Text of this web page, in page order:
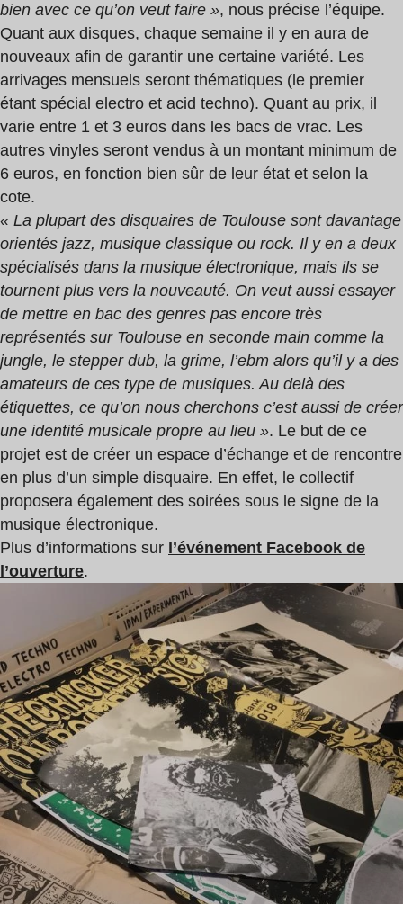
bien avec ce qu’on veut faire », nous précise l’équipe.
Quant aux disques, chaque semaine il y en aura de
nouveaux afin de garantir une certaine variété. Les
arrivages mensuels seront thématiques (le premier
étant spécial electro et acid techno). Quant au prix, il
varie entre 1 et 3 euros dans les bacs de vrac. Les
autres vinyles seront vendus à un montant minimum de
6 euros, en fonction bien sûr de leur état et selon la
cote.
« La plupart des disquaires de Toulouse sont davantage
orientés jazz, musique classique ou rock. Il y en a deux
spécialisés dans la musique électronique, mais ils se
tournent plus vers la nouveauté. On veut aussi essayer
de mettre en bac des genres pas encore très
représentés sur Toulouse en seconde main comme la
jungle, le stepper dub, la grime, l’ebm alors qu’il y a des
amateurs de ces type de musiques. Au delà des
étiquettes, ce qu’on nous cherchons c’est aussi de créer
une identité musicale propre au lieu ». Le but de ce
projet est de créer un espace d’échange et de rencontre
en plus d’un simple disquaire. En effet, le collectif
proposera également des soirées sous le signe de la
musique électronique.
Plus d’informations sur l’événement Facebook de
l’ouverture.